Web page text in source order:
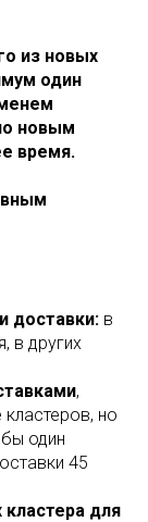
из новых
один
новым
время.
доставки: в
в других
,
кластеров, но
один
45
кластера для